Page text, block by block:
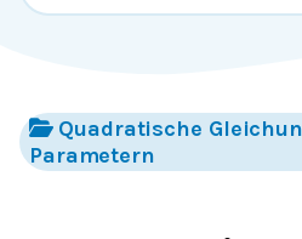
Quadratische
Parametern